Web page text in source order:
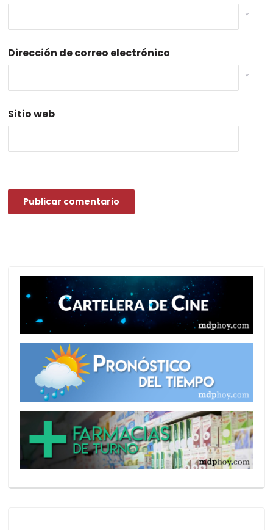
*
Dirección de correo electrónico
*
Sitio web